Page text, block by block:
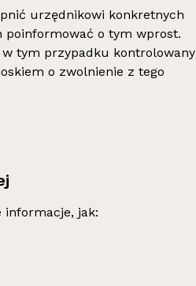
urzędnikowi konkretnych
poinformować o tym wprost.
tym przypadku kontrolowany
o zwolnienie z tego
informacje, jak: